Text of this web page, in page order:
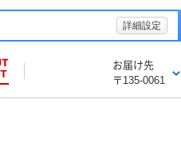
詳細設定
お届け先
〒135-0061